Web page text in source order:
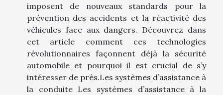
imposent de nouveaux standards pour la
prévention des accidents et la réactivité des
véhicules face aux dangers. Découvrez dans
cet article comment ces technologies
révolutionnaires façonnent déjà la sécurité
automobile et pourquoi il est crucial de s’y
intéresser de près.Les systèmes d’assistance à
la conduite Les systèmes d’assistance à la